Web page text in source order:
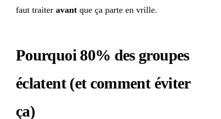
faut traiter avant que ça parte en vrille.
Pourquoi 80% des groupes
éclatent (et comment éviter
ça)